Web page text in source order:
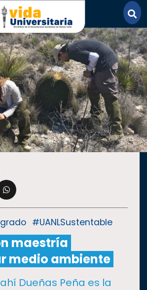
#UANLSustentable
maestría
medio ambiente
Dueñas Peña es la